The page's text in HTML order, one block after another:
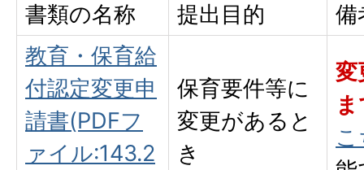
書類の名称
提出目的
備
教育・保育給
付認定変更申
請書(PDFフ
ァイル:143.2
保育要件等に
変更があると
き
変